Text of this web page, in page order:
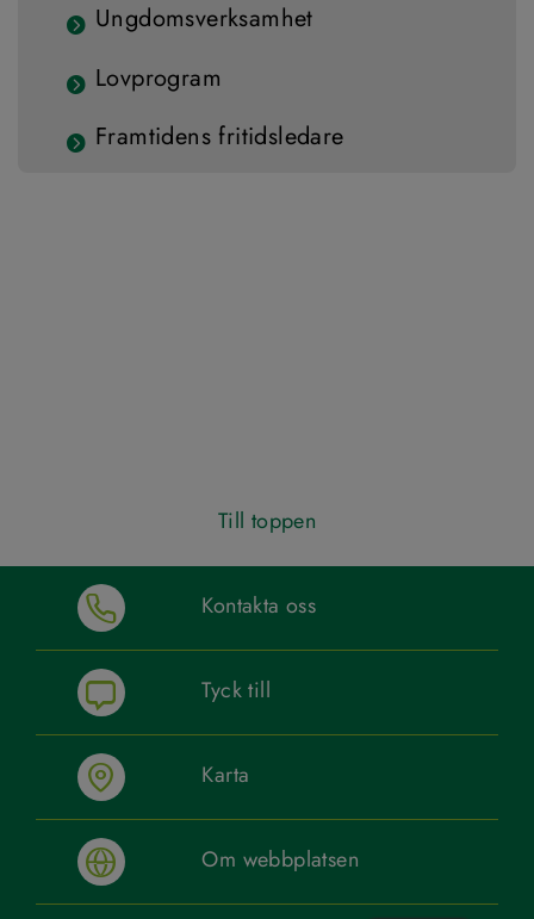
Ungdomsverksamhet
Lovprogram
Framtidens fritidsledare
Till toppen
Kontakta oss
Tyck till
Karta
Om webbplatsen